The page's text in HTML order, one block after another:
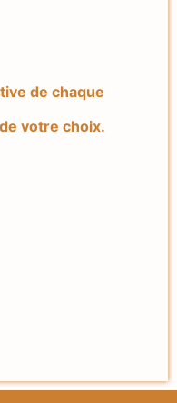
de chaque
votre choix.